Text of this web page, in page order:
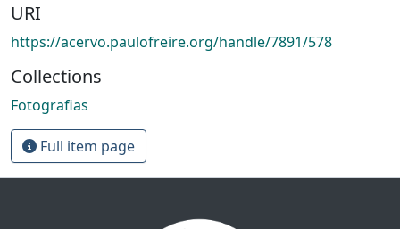
URI
https://acervo.paulofreire.org/handle/7891/578
Collections
Fotografias
Full item page